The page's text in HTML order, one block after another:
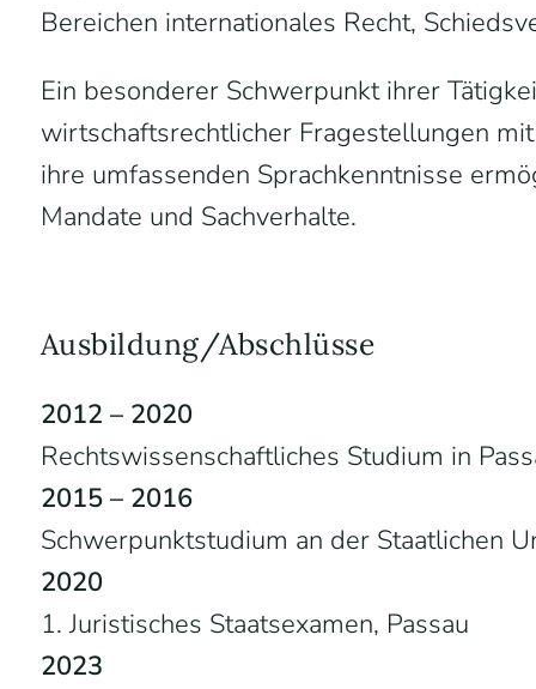
Bereichen internationales Recht,
Ein besonderer Schwerpunkt ihrer
wirtschaftsrechtlicher Fragestellungen
ihre umfassenden Sprachkenntnisse
Mandate und Sachverhalte.
Ausbildung/Abschlüsse
2012 – 2020
Rechtswissenschaftliches Studium in
2015 – 2016
Schwerpunktstudium an der Staatlichen
2020
1. Juristisches Staatsexamen, Passau
2023